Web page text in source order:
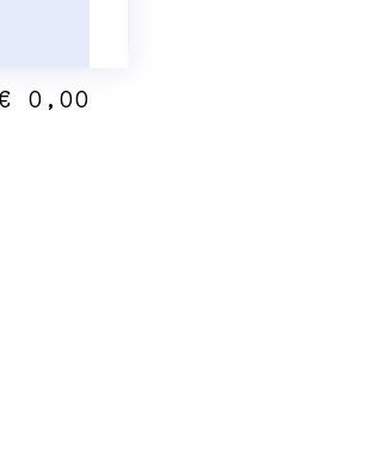
0,00